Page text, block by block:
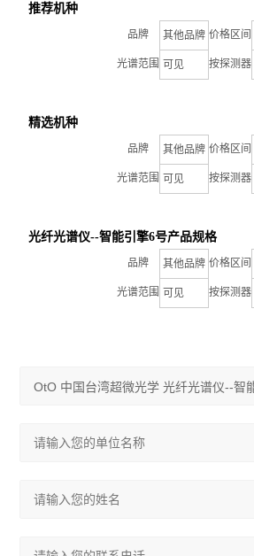
推荐机种
品牌 其他品牌 价格区间
光谱范围 可见 按探测器
精选机种
品牌 其他品牌 价格区间
光谱范围 可见 按探测器
光纤光谱仪--智能引擎6号产品规格
品牌 其他品牌 价格区间
光谱范围 可见 按探测器